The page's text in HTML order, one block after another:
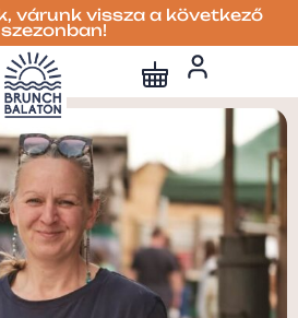
várunk vissza a következő
szezonban!